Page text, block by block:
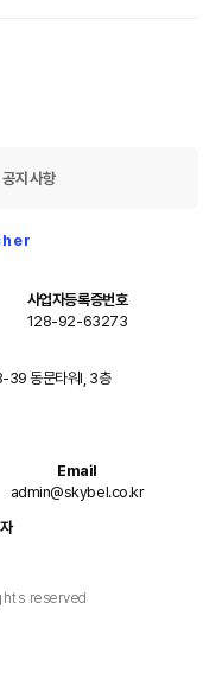
공지사항
사업자등록증번호
128-92-63273
39 동문타워I, 3층
Email
admin@skybel.co.kr
reserved